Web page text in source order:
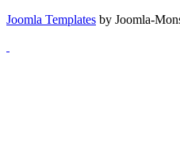
Joomla Templates by Joomla-